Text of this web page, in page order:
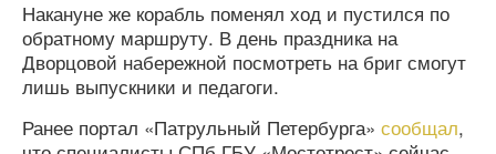
Накануне же корабль поменял ход и пустился по
обратному маршруту. В день праздника на
Дворцовой набережной посмотреть на бриг смогут
лишь выпускники и педагоги.
Ранее портал «Патрульный Петербурга» сообщал,